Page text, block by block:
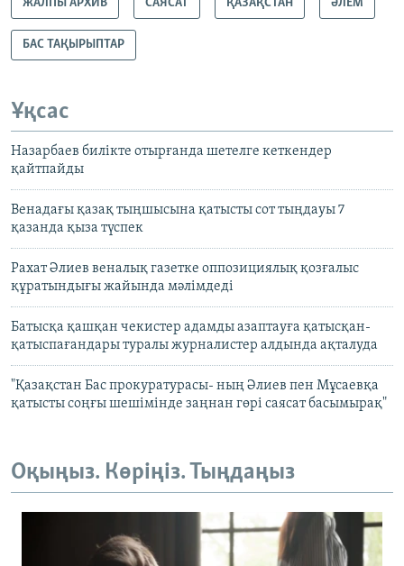
ЖАЛПЫ АРХИВ САЯСАТ ҚАЗАҚСТАН ӘЛЕМ
БАС ТАҚЫРЫПТАР
Ұқсас
Назарбаев билікте отырғанда шетелге кеткендер
қайтпайды
Венадағы қазақ тыңшысына қатысты сот тыңдауы 7
қазанда қыза түспек
Рахат Әлиев веналық газетке оппозициялық қозғалыс
құратындығы жайында мәлімдеді
Батысқа қашқан чекистер адамды азаптауға қатысқан-
қатыспағандары туралы журналистер алдында ақталуда
"Қазақстан Бас прокуратурасы- ның Әлиев пен Мұсаевқа
қатысты соңғы шешімінде заңнан гөрі саясат басымырақ"
Оқыңыз. Көріңіз. Тыңдаңыз